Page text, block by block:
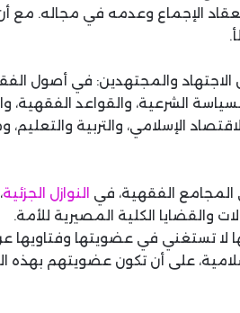
الإجماع وعدمه في مجاله.
الاجتهاد والمجتهدين: في أصول
الشرعية، والقواعد الفقهية،
الإسلامي، والتربية
المجامع الفقهية، في النوازل الجزئية
الكلية المصيرية للأمة.
لا تستغني في عضويتها وفتاويها
على أن تكون عضويتهم بهذه